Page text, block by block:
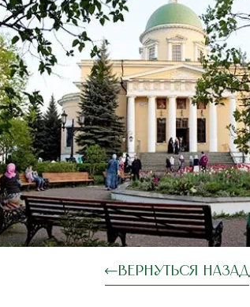
Вернуться назад